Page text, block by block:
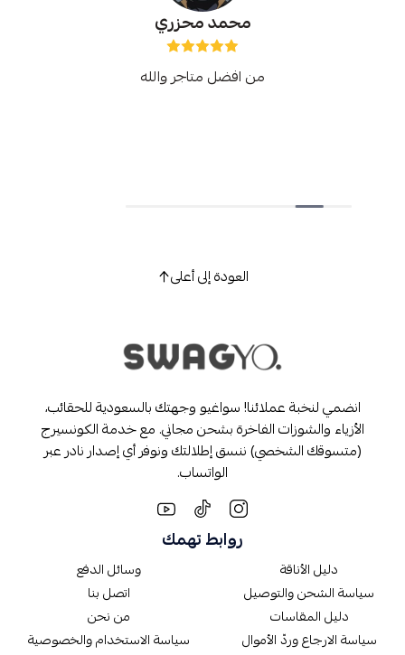
محمد محزري
من افضل متاجر والله
العودة إلى أعلى
انضمي لنخبة عملائنا! سواغيو وجهتك بالسعودية للحقائب،
الأزياء والشوزات الفاخرة بشحن مجاني. مع خدمة الكونسيرج
(متسوقك الشخصي) ننسق إطلالتك ونوفر أي إصدار نادر عبر
الواتساب.
روابط تهمك
دليل الأناقة
سياسة الشحن والتوصيل
دليل المقاسات
سياسة الارجاع وردّ الأموال
وسائل الدفع
اتصل بنا
من نحن
سياسة الاستخدام والخصوصية